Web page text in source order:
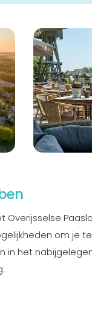
Overijsselse
om je
in het